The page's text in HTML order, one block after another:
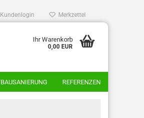
Merkzettel
Ihr Warenkorb
0,00 EUR
REFERENZEN